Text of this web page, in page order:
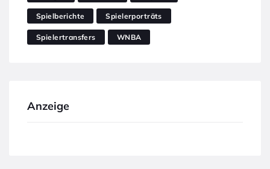
Spielberichte Spielerporträts
Spielertransfers WNBA
Anzeige